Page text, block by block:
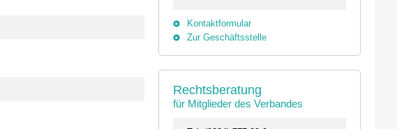
Kontaktformular
Zur Geschäftsstelle
Rechtsberatung
für Mitglieder des Verbandes